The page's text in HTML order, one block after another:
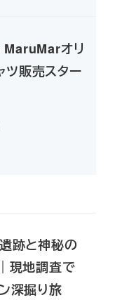
オリ
ツ販売スター
跡と神秘の
現地調査で
深掘り旅